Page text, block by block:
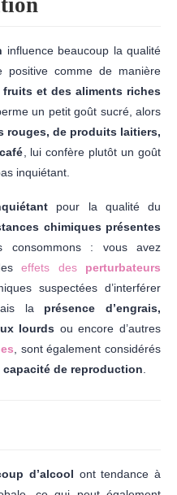
influence beaucoup la qualité
comme de manière
fruits et des aliments riches
un petit goût sucré, alors
rouges, de produits laitiers,
, lui confère plutôt un goût
inquiétant.
pour la qualité du
chimiques présentes
consommons : vous avez
effets des perturbateurs
suspectées d’interférer
la présence d’engrais,
lourds ou encore d’autres
, sont également considérés
de reproduction.
d’alcool ont tendance à